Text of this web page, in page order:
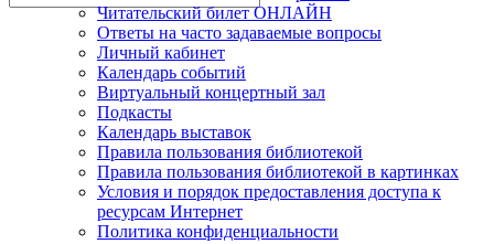
Читательский билет ОНЛАЙН
Ответы на часто задаваемые вопросы
Личный кабинет
Календарь событий
Виртуальный концертный зал
Подкасты
Календарь выставок
Правила пользования библиотекой
Правила пользования библиотекой в картинках
Условия и порядок предоставления доступа к
ресурсам Интернет
Политика конфиденциальности